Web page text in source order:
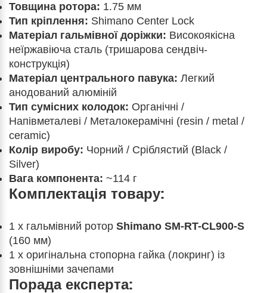
Товщина ротора: 1.75 мм
Тип кріплення: Shimano Center Lock
Матеріал гальмівної доріжки: Високоякісна
неїржавіюча сталь (тришарова сендвіч-
конструкція)
Матеріал центрального павука: Легкий
анодований алюміній
Тип сумісних колодок: Органічні /
Напівметалеві / Металокерамічні (resin / metal /
ceramic)
Колір виробу: Чорний / Сріблястий (Black /
Silver)
Вага компонента: ~114 г
Комплектація товару:
1 х гальмівний ротор Shimano SM-RT-CL900-S
(160 мм)
1 х оригінальна стопорна гайка (локринг) із
зовнішніми зачепами
Порада експерта: